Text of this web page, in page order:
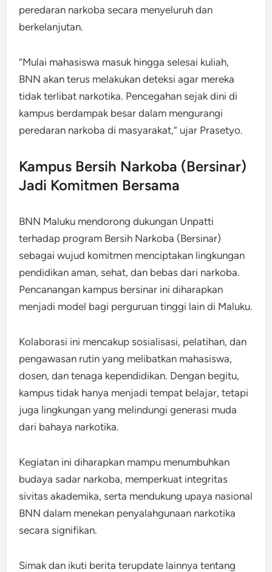
peredaran narkoba secara menyeluruh dan
berkelanjutan.
“Mulai mahasiswa masuk hingga selesai kuliah,
BNN akan terus melakukan deteksi agar mereka
tidak terlibat narkotika. Pencegahan sejak dini di
kampus berdampak besar dalam mengurangi
peredaran narkoba di masyarakat,” ujar Prasetyo.
Kampus Bersih Narkoba (Bersinar)
Jadi Komitmen Bersama
BNN Maluku mendorong dukungan Unpatti
terhadap program Bersih Narkoba (Bersinar)
sebagai wujud komitmen menciptakan lingkungan
pendidikan aman, sehat, dan bebas dari narkoba.
Pencanangan kampus bersinar ini diharapkan
menjadi model bagi perguruan tinggi lain di Maluku.
Kolaborasi ini mencakup sosialisasi, pelatihan, dan
pengawasan rutin yang melibatkan mahasiswa,
dosen, dan tenaga kependidikan. Dengan begitu,
kampus tidak hanya menjadi tempat belajar, tetapi
juga lingkungan yang melindungi generasi muda
dari bahaya narkotika.
Kegiatan ini diharapkan mampu menumbuhkan
budaya sadar narkoba, memperkuat integritas
sivitas akademika, serta mendukung upaya nasional
BNN dalam menekan penyalahgunaan narkotika
secara signifikan.
Simak dan ikuti berita terupdate lainnya tentang